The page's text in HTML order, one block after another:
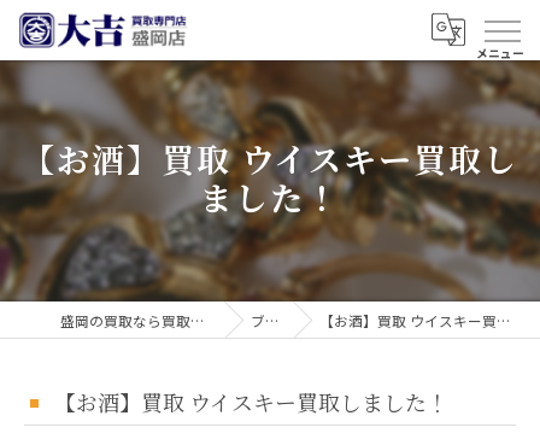
【お酒】買取 ウイスキー買取し
ました！
盛岡の買取なら買取大吉 盛岡店 ブログ 【お酒】買取 ウイスキー買取しました！
【お酒】買取 ウイスキー買取しました！